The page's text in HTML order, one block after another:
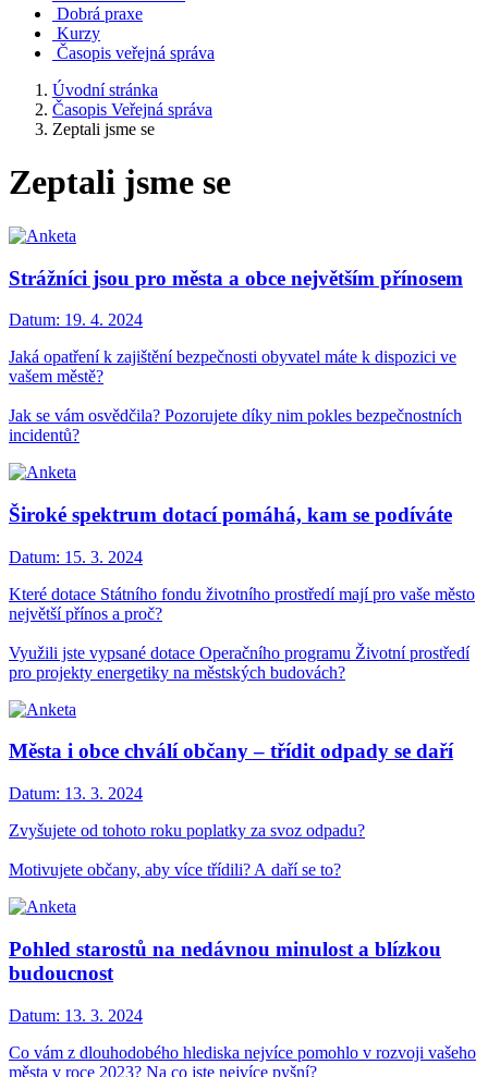
Dobrá praxe
Kurzy
Časopis veřejná správa
Úvodní stránka
Časopis Veřejná správa
Zeptali jsme se
Zeptali jsme se
Strážníci jsou pro města a obce největším přínosem
Datum: 19. 4. 2024
Jaká opatření k zajištění bezpečnosti obyvatel máte k dispozici ve
vašem městě?
Jak se vám osvědčila? Pozorujete díky nim pokles bezpečnostních
incidentů?
Široké spektrum dotací pomáhá, kam se podíváte
Datum: 15. 3. 2024
Které dotace Státního fondu životního prostředí mají pro vaše město
největší přínos a proč?
Využili jste vypsané dotace Operačního programu Životní prostředí
pro projekty energetiky na městských budovách?
Města i obce chválí občany – třídit odpady se daří
Datum: 13. 3. 2024
Zvyšujete od tohoto roku poplatky za svoz odpadu?
Motivujete občany, aby více třídili? A daří se to?
Pohled starostů na nedávnou minulost a blízkou
budoucnost
Datum: 13. 3. 2024
Co vám z dlouhodobého hlediska nejvíce pomohlo v rozvoji vašeho
města v roce 2023? Na co jste nejvíce pyšní?